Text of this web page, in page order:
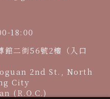
18:00
館二街56號2樓（入口
2nd St., North
City
(R.O.C.)